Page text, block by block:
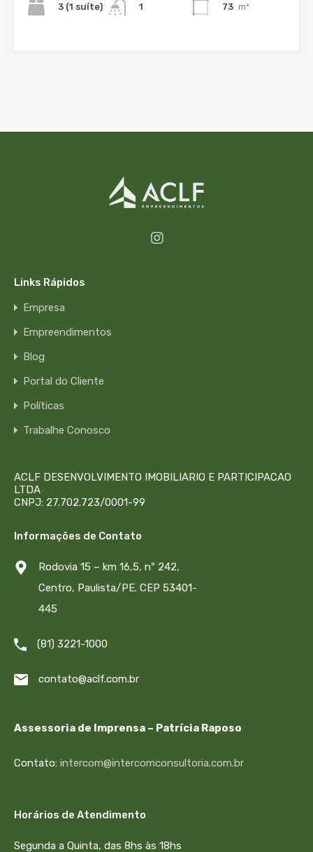
3 (1 suíte)
1
73 m²
Links Rápidos
Empresa
Empreendimentos
Blog
Portal do Cliente
Políticas
Trabalhe Conosco
ACLF DESENVOLVIMENTO IMOBILIARIO E PARTICIPACAO
LTDA
CNPJ: 27.702.723/0001-99
Informações de Contato
Rodovia 15 – km 16,5, nº 242,
Centro, Paulista/PE. CEP 53401-
445
(81) 3221-1000
contato@aclf.com.br
Assessoria de Imprensa – Patrícia Raposo
Contato: intercom@intercomconsultoria.com.br
Horários de Atendimento
Segunda a Quinta, das 8hs às 18hs